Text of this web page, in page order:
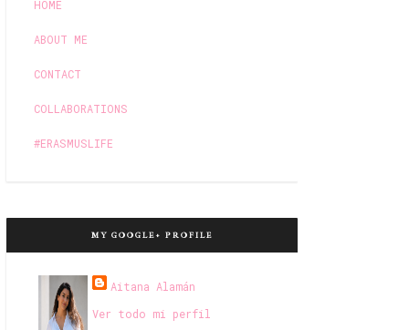
HOME
ABOUT ME
CONTACT
COLLABORATIONS
#ERASMUSLIFE
MY GOOGLE+ PROFILE
Aitana Alamán
Ver todo mi perfil